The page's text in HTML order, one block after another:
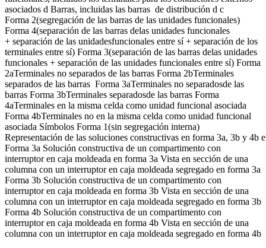
asociados d Barras, incluidas las barras de distribución d c
Forma 2(segregación de las barras de las unidades funcionales)
Forma 4(separación de las barras delas unidades funcionales
+ separación de las unidadesfuncionales entre sí + separación de los
terminales entre sí) Forma 3(separación de las barras delas unidades
funcionales + separación de las unidades funcionales entre sí) Forma
2aTerminales no separados de las barras Forma 2bTerminales
separados de las barras Forma 3aTerminales no separadosde las
barras Forma 3bTerminales separadosde las barras Forma
4aTerminales en la misma celda como unidad funcional asociada
Forma 4bTerminales no en la misma celda como unidad funcional
asociada Símbolos Forma 1(sin segregación interna)
Representación de las soluciones constructivas en forma 3a, 3b y 4b
Forma 3a Solución constructiva de un compartimento con
interruptor en caja moldeada en forma 3a Vista en sección de una
columna con un interruptor en caja moldeada segregado en forma 3a
Forma 3b Solución constructiva de un compartimento con
interruptor en caja moldeada en forma 3b Vista en sección de una
columna con un interruptor en caja moldeada segregado en forma 3b
Forma 4b Solución constructiva de un compartimento con
interruptor en caja moldeada en forma 4b Vista en sección de una
columna con un interruptor en caja moldeada segregado en forma 4b